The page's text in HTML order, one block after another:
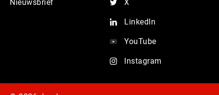
Nieuwsbrief X
LinkedIn
YouTube
Instagram